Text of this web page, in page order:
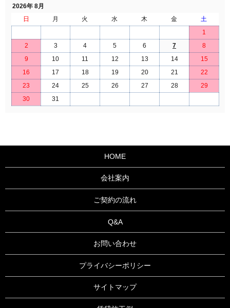
2026年 8月
日
月 火 水 木 金
土
1
2
3 4 5 6 7
8
9
10 11 12 13 14
15
16
17 18 19 20 21
22
23
24 25 26 27 28
29
30
31
HOME
会社案内
ご契約の流れ
Q&A
お問い合わせ
プライバシーポリシー
サイトマップ